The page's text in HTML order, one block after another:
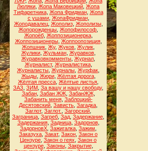
Люляки Жопа Маковецкий Жопа
Тифаретника, Жопа Фридман, Жопа
с ушами, ЖопаФридман,
Жоподавалец, Жополиз, Жополизы,
Жопорожденцы Жопофилософ
Жопоёб, Жоппозиционерка,
Жоппозиционеры, Жоппоопозиция,
Жопшник Жу, Жуков Жулик
Жулики, Жульман, Журавков,
Журавковкомменты Журнал
Журналист, Журналистика,
Журналисты Журналы Журфак
Жыды, Жюри, Жёлтая дорога,
Жёлтая пресса Жёлтые листья
ЗАЗ ЗИМ За вашу и нашу свободу,
Забан, Забан ЖЖ, ЗабанЖЖ,
Забанить меня, Заблоцкий-
Десятовский Зависть Загадка
Заглот, Заглот. Загорский
Заграница Загреб Зад Задержание
Задержания, Задница, Задорнов,
ЗадорновХ Зажигалка Зажим
Заказуха Закат, Закон Закон о
Цензуре Закон о геях Закон о
цензуре, Законы, Закрытие,